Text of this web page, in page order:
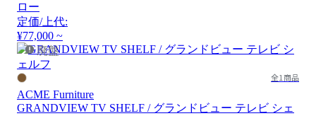
ロー
定価/上代:
¥77,000 ~
廃盤
全1商品
ACME Furniture
GRANDVIEW TV SHELF / グランドビュー テレビ シェ